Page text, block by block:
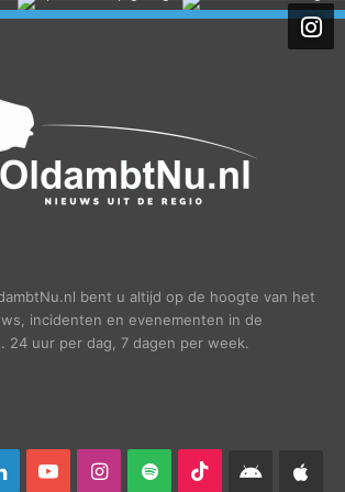
bent u altijd op de hoogte van het
incidenten en evenementen in de
24 uur per dag, 7 dagen per week.
LinkedInYouTubeInstagram
Spotify TikTokAndroid